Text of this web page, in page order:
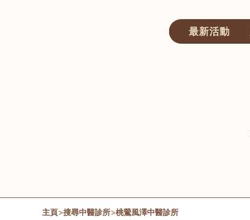
最新活動
主頁>搜尋中醫診所>桃鶯風澤中醫診所